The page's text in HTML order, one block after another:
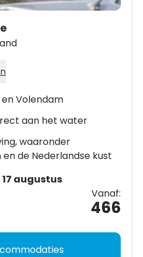
Volendam
aan het water
waaronder
de Nederlandse kust
augustus
Vanaf:
466